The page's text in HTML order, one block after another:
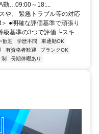
勤…09:00～18:...
や、 緊急トラブル等の対応
●明確な評価基準で頑張り
基準の3つで評価 └スキ...
歓迎 学歴不問
車通勤OK
有資格者歓迎
ブランクOK
制 長期休暇あり